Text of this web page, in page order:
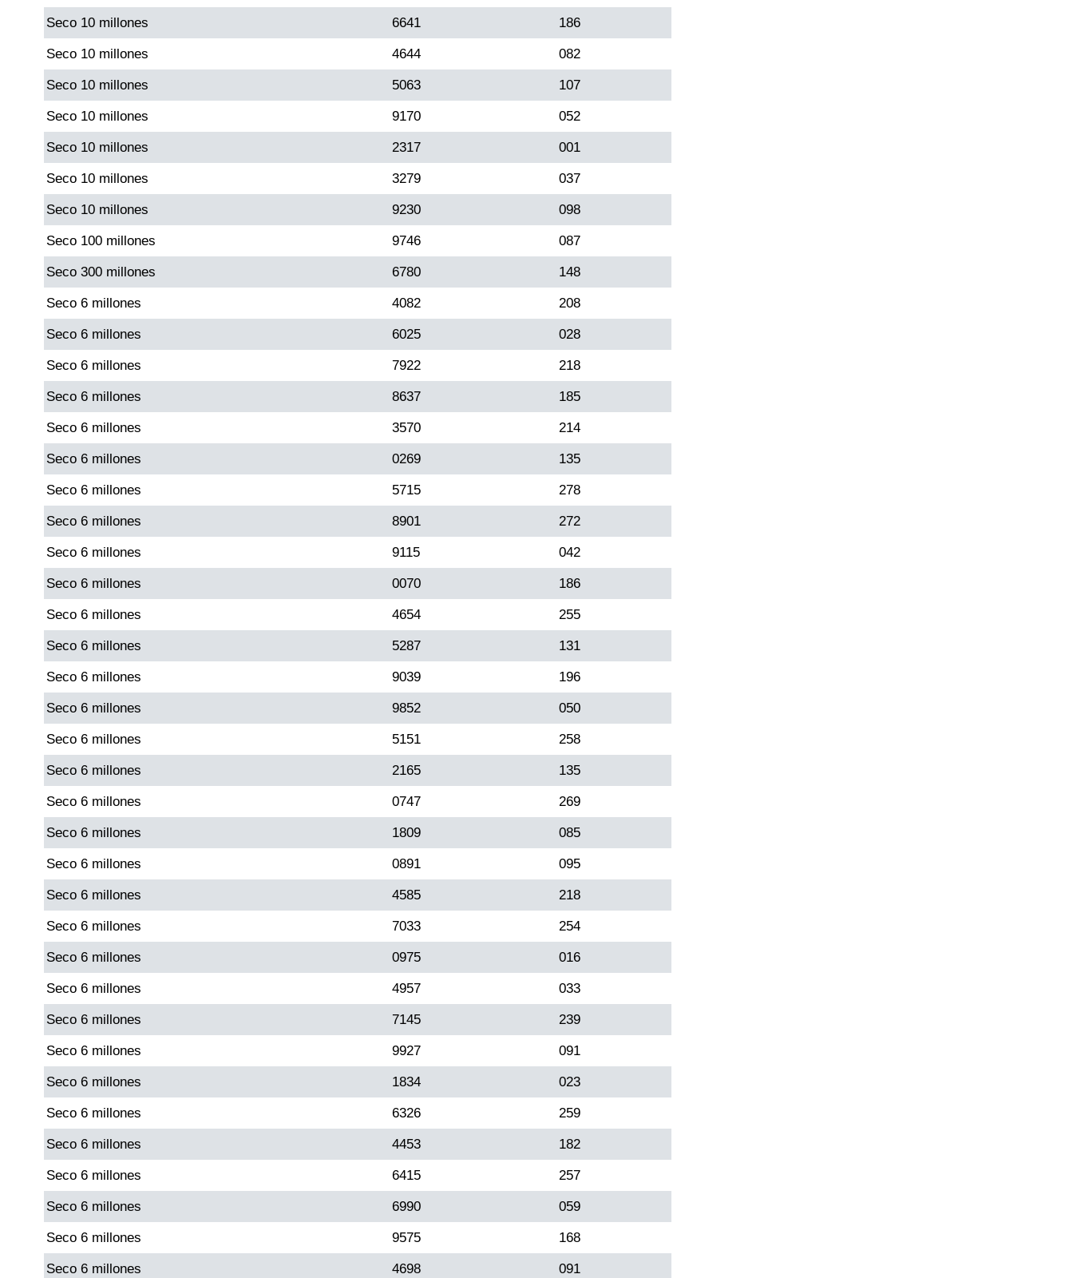
Fantástica Día
Fantástica Noche
Motilon Tarde
Motilon Noche
Paisita Noche
Paisita 3
Pick 3 Día
Pick 3 Noche
Pick 4 Día
Pick 4 Noche
Pijao de Oro
Saman de la suerte
Sinuano Día
Sinuano Noche
Super Chontico Noche
Seco 10 millones 6641 186
Seco 10 millones 4644 082
Seco 10 millones 5063 107
Seco 10 millones 9170 052
Seco 10 millones 2317 001
Seco 10 millones 3279 037
Seco 10 millones 9230 098
Seco 100 millones 9746 087
Seco 300 millones 6780 148
Seco 6 millones 4082 208
Seco 6 millones 6025 028
Seco 6 millones 7922 218
Seco 6 millones 8637 185
Seco 6 millones 3570 214
Seco 6 millones 0269 135
Seco 6 millones 5715 278
Seco 6 millones 8901 272
Seco 6 millones 9115 042
Seco 6 millones 0070 186
Seco 6 millones 4654 255
Seco 6 millones 5287 131
Seco 6 millones 9039 196
Seco 6 millones 9852 050
Seco 6 millones 5151 258
Seco 6 millones 2165 135
Seco 6 millones 0747 269
Seco 6 millones 1809 085
Seco 6 millones 0891 095
Seco 6 millones 4585 218
Seco 6 millones 7033 254
Seco 6 millones 0975 016
Seco 6 millones 4957 033
Seco 6 millones 7145 239
Seco 6 millones 9927 091
Seco 6 millones 1834 023
Seco 6 millones 6326 259
Seco 6 millones 4453 182
Seco 6 millones 6415 257
Seco 6 millones 6990 059
Seco 6 millones 9575 168
Seco 6 millones 4698 091